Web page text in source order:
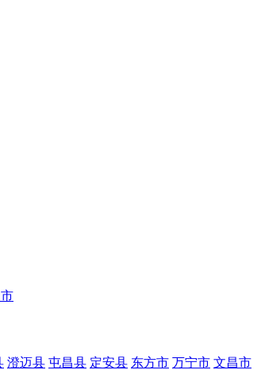
澄迈县 屯昌县 定安县 东方市 万宁市 文昌市